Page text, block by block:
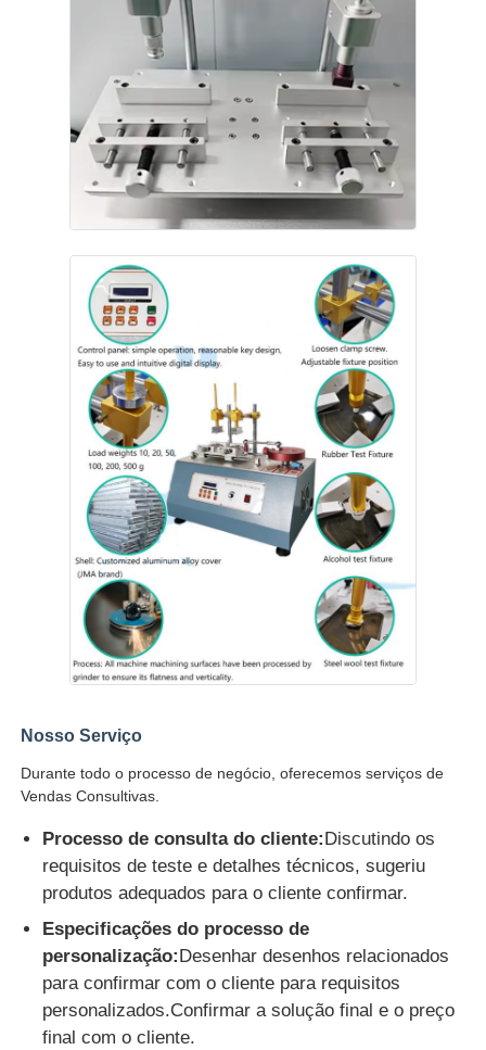
Nosso Serviço
Durante todo o processo de negócio, oferecemos serviços de
Vendas Consultivas.
Processo de consulta do cliente: Discutindo os
requisitos de teste e detalhes técnicos, sugeriu
produtos adequados para o cliente confirmar.
Especificações do processo de
personalização: Desenhar desenhos relacionados
para confirmar com o cliente para requisitos
personalizados.Confirmar a solução final e o preço
final com o cliente.